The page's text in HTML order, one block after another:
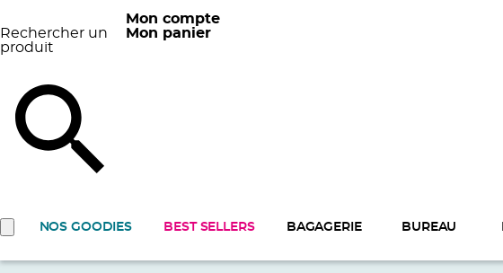
Rechercher un
produit
Mon compte
Mon panier
NOS GOODIES BEST SELLERS BAGAGERIE BUREAU